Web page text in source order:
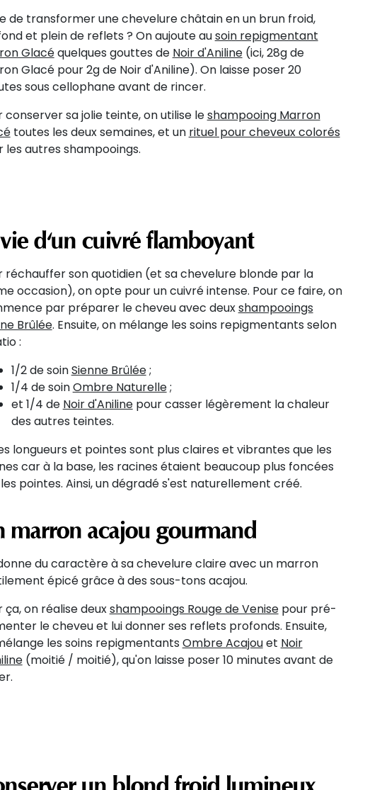
de transformer une chevelure châtain en un brun froid,
et plein de reflets ? On aujoute ausoin repigmentant
Glacéquelques gouttes de Noir d'Aniline(ici, 28g de
Glacé pour 2g de Noir d'Aniline). On laisse poser 20
sous cellophane avant de rincer.
conserver sa jolie teinte, on utilise leshampooing Marron
toutes les deux semaines, et un rituel pour cheveux colorés
les autres shampooings.
d'un cuivré flamboyant
réchauffer son quotidien (et sa chevelure blonde par la
occasion), on opte pour un cuivré intense. Pour ce faire, on
par préparer le cheveu avec deuxshampooings
Brûlée. Ensuite, on mélange les soins repigmentants selon
:
1/2 de soinSienne Brûlée;
1/4 de soinOmbre Naturelle;
et 1/4 de Noir d'Anilinepour casser légèrement la chaleur
des autres teintes.
longueurs et pointes sont plus claires et vibrantes que les
car à la base, les racines étaient beaucoup plus foncées
pointes. Ainsi, un dégradé s'est naturellement créé.
marron acajou gourmand
du caractère à sa chevelure claire avec un marron
épicé grâce à des sous-tons acajou.
ça, on réalise deuxshampooings Rouge de Venisepour pré-
le cheveu et lui donner ses reflets profonds. Ensuite,
les soins repigmentants Ombre Acajouet Noir
(moitié / moitié), qu'on laisse poser 10 minutes avant de